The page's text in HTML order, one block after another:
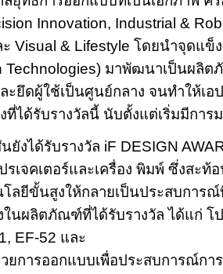
Innovation, Industrial &
Visual & Lifestyle โดยนำจุดแข็
Technologies) มาพัฒนาเป็นผลิต
ะยึดผู้ใช้เป็นศูนย์กลาง จนทำให้เอ
ได้รับรางวัลนี้ นับตั้งแต่เริ่มมีการ
ยังได้รับรางวัล iF DESIGN
เจคเตอร์และเครื่อง พิมพ์ ซึ่งสะท้
ลยีขั้นสูงให้กลายเป็นประสบการ
ในผลิตภัณฑ์ที่ได้รับรางวัล ได้แก่ โ
EF-52 และ
ยการออกแบบเพื่อประสบการณ์กา